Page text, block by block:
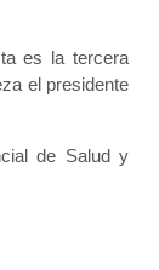
es la tercera
el presidente
de Salud y